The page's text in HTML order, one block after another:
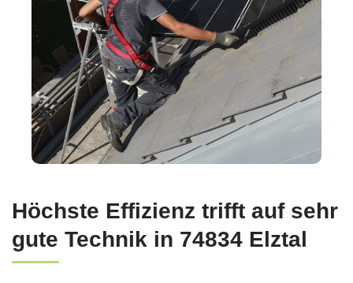
Höchste Effizienz trifft auf sehr
gute Technik in 74834 Elztal